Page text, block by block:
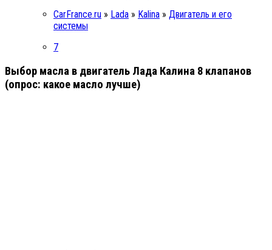
CarFrance.ru » Lada » Kalina » Двигатель и его
системы
7
Выбор масла в двигатель Лада Калина 8 клапанов
(опрос: какое масло лучше)